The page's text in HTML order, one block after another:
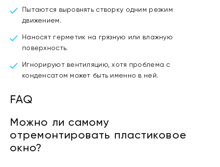
Пытаются выровнять створку одним резким
движением.
Наносят герметик на грязную или влажную
поверхность.
Игнорируют вентиляцию, хотя проблема с
конденсатом может быть именно в ней.
FAQ
Можно ли самому
отремонтировать пластиковое
окно?